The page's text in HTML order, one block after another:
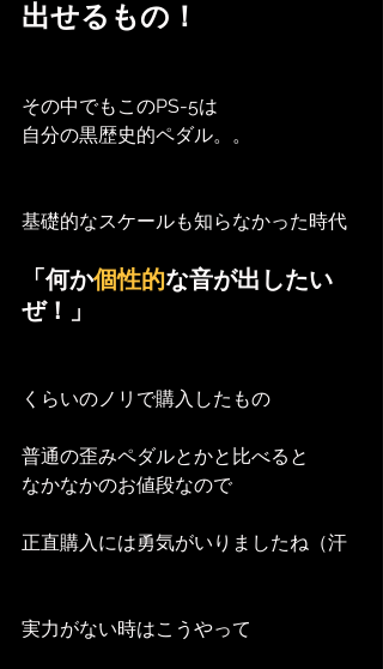
出せるもの！
その中でもこのPS-5は
自分の黒歴史的ペダル。。
基礎的なスケールも知らなかった時代
「何か個性的な音が出したい
ぜ！」
くらいのノリで購入したもの
普通の歪みペダルとかと比べると
なかなかのお値段なので
正直購入には勇気がいりましたね（汗
実力がない時はこうやって